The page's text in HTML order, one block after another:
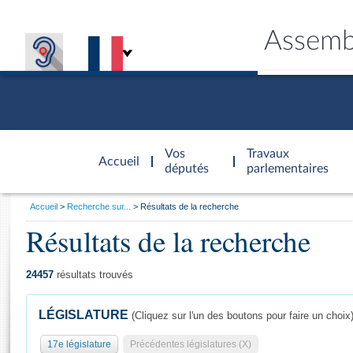
Accueil
d'accueil
Vos
députés
Travaux
parlementaires
Général
Vous
Accueil Recherche sur... Résultats de la recherche
Résultats de la recherche
24457 résultats trouvés
LÉGISLATURE (Cliquez sur l'un des boutons pour faire un choix)
17e législature Précédentes législatures (X)